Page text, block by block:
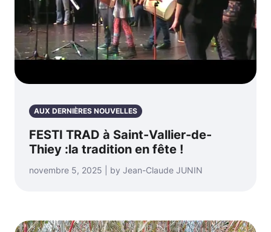
AUX DERNIÈRES NOUVELLES
FESTI TRAD à Saint-Vallier-de-
Thiey :la tradition en fête !
novembre 5, 2025 | by Jean-Claude JUNIN